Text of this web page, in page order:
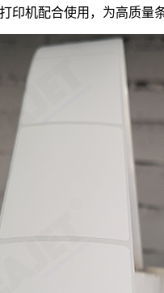
机配合使用，为高质